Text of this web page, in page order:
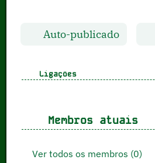
Auto-publicado
Ligações
Membros atuais
Ver todos os membros (0)